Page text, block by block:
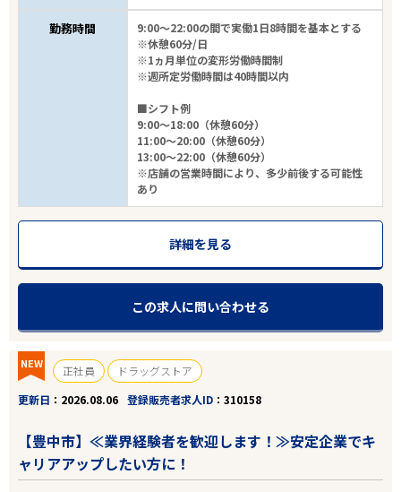
勤務時間
9:00～22:00の間で実働1日8時間を基本とする
※休憩60分/日
※1ヵ月単位の変形労働時間制
※週所定労働時間は40時間以内
■シフト例
9:00～18:00（休憩60分）
11:00～20:00（休憩60分）
13:00～22:00（休憩60分）
※店舗の営業時間により、多少前後する可能性
あり
詳細を見る
この求人に問い合わせる
NEW 正社員
ドラッグストア
更新日
2026.08.06 登録販売者求人ID 310158
【豊中市】≪業界経験者を歓迎します！≫安定企業でキ
ャリアアップしたい方に！